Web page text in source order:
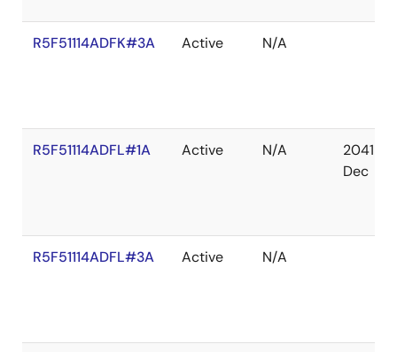
R5F51114ADFK#3A Active N/A
R5F51114ADFL#1A Active N/A
2041
Dec
R5F51114ADFL#3A Active N/A